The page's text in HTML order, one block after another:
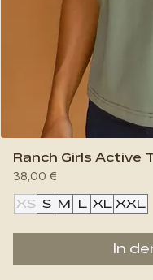
Ranch Girls Active
Preis
38,00 €
XS S M L XL XXL
In